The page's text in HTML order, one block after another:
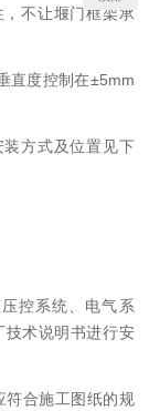
，不让堰门框架承
直度控制在±5mm
装方式及位置见下
控系统、电气系
技术说明书进行安
符合施工图纸的规